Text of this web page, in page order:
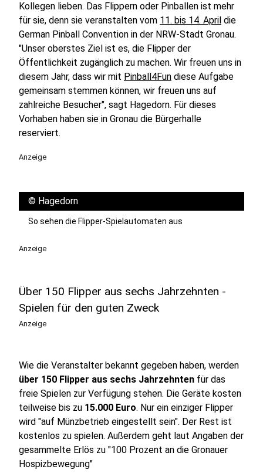
Kollegen lieben. Das Flippern oder Pinballen ist mehr
für sie, denn sie veranstalten vom 11. bis 14. April die
German Pinball Convention in der NRW-Stadt Gronau.
"Unser oberstes Ziel ist es, die Flipper der
Öffentlichkeit zugänglich zu machen. Wir freuen uns in
diesem Jahr, dass wir mit Pinball4Fun diese Aufgabe
gemeinsam stemmen können, wir freuen uns auf
zahlreiche Besucher", sagt Hagedorn. Für dieses
Vorhaben haben sie in Gronau die Bürgerhalle
reserviert.
Anzeige
© Hagedorn
So sehen die Flipper-Spielautomaten aus
Anzeige
Über 150 Flipper aus sechs Jahrzehnten -
Spielen für den guten Zweck
Anzeige
Wie die Veranstalter bekannt gegeben haben, werden
über 150 Flipper aus sechs Jahrzehnten für das
freie Spielen zur Verfügung stehen. Die Geräte kosten
teilweise bis zu 15.000 Euro. Nur ein einziger Flipper
wird "auf Münzbetrieb eingestellt sein". Der Rest ist
kostenlos zu spielen. Außerdem geht laut Angaben der
gesammelte Erlös zu "100 Prozent an die Gronauer
Hospizbewegung"